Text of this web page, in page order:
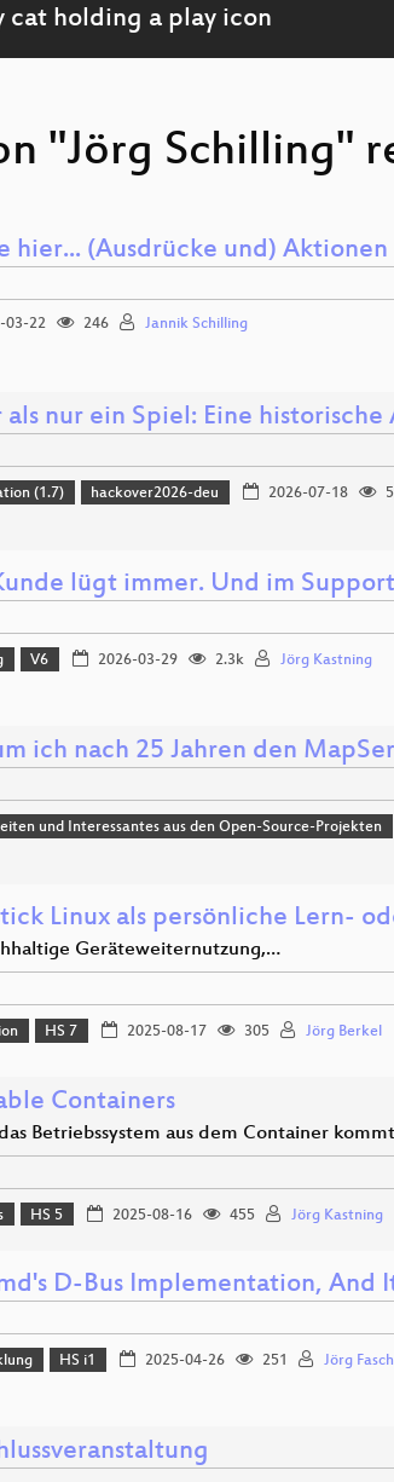
"Jörg Schilling"
hier... (Ausdrücke und) Aktionen
03-22 246 Jannik Schilling
nur ein Spiel: Eine historische
(1.7) hackover2026-deu 2026-07-18
lügt immer. Und im
V6 2026-03-29 2.3k Jörg Kastning
ich nach 25 Jahren den
und Interessantes aus den Open-Source-Projekten
Linux als persönliche Lern-
Geräteweiternutzung,…
HS 7 2025-08-17 305 Jörg Berkel
Containers
Betriebssystem aus dem Container kommt
HS 5 2025-08-16 455 Jörg Kastning
D-Bus Implementation, And
HS i1 2025-04-26 251 Jörg